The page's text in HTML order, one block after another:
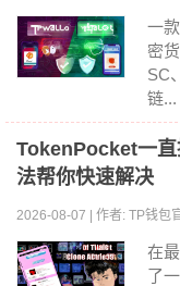
一
密
SC
链...
TokenPocket一直
法帮你快速解决
2026-08-07 | 作者: TP钱包
在
了